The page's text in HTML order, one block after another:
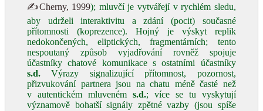
✍Cherny, 1999); mluvčí je vytvářejí v rychlém sledu,
aby udrželi interaktivitu a zdání (pocit) současné
přítomnosti (koprezence). Hojný je výskyt replik
nedokončených, eliptických, fragmentárních; tento
nespoutaný způsob vyjadřování rovněž spojuje
účastníky chatové komunikace s ostatními účastníky
s.d. Výrazy signalizující přítomnost, pozornost,
přizvukování partnera jsou na chatu méně časté než
v autentickém mluveném s.d.; více se tu vyskytují
významově bohatší signály zpětné vazby (jsou spíše